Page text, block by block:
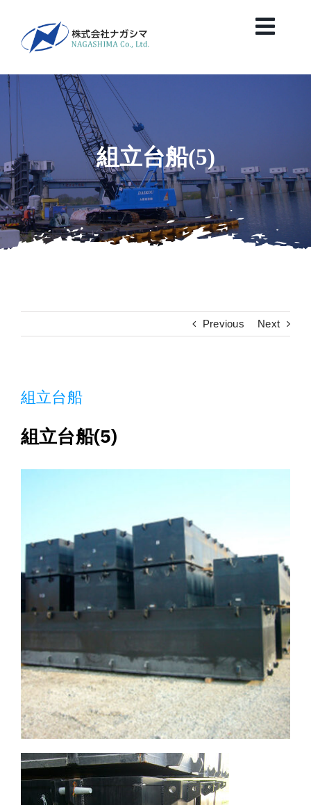
content
HOME
News
会社案内
業務紹介
施工実績
アクセス
組立台船(5)
Previous Next
組立台船
組立台船(5)